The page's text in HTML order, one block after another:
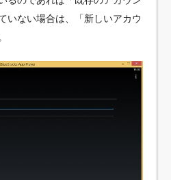
いない場合は、「新しいアカウ